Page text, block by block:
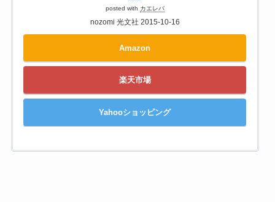
posted with カエレバ
nozomi 光文社 2015-10-16
Amazon
楽天市場
Yahooショッピング